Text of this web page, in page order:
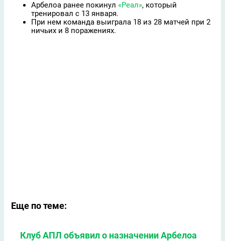
Арбелоа ранее покинул «Реал», который
тренировал с 13 января.
При нем команда выиграла 18 из 28 матчей при 2
ничьих и 8 поражениях.
Еще по теме:
Клуб АПЛ объявил о назначении Арбелоа